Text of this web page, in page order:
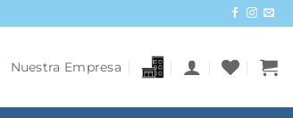
Nuestra Empresa